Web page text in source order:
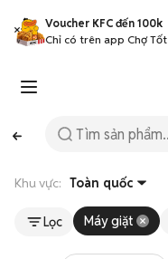
Voucher KFC đến 100k
Chỉ có trên app Chợ Tốt
Khu vực: Toàn quốc
Lọc Máy giặt